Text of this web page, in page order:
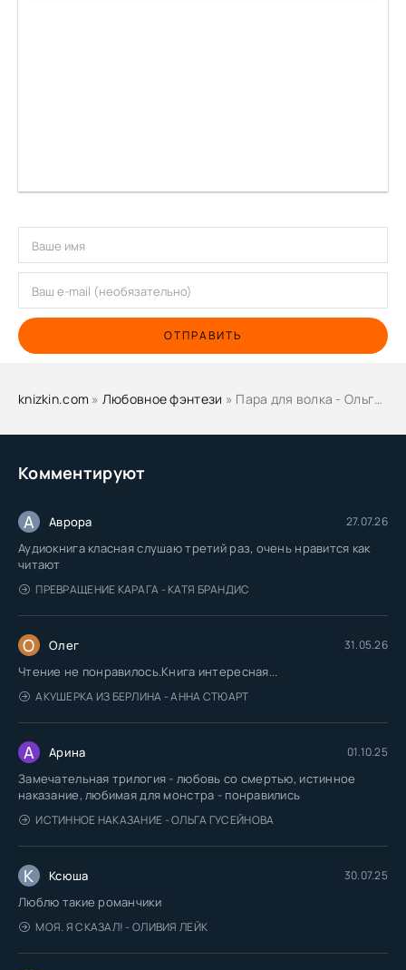
Комментируют
А Аврора 27.07.26
Аудиокнига класная слушаю третий раз, очень нравится как
читают
ПРЕВРАЩЕНИЕ КАРАГА - КАТЯ БРАНДИС
О Олег 31.05.26
Чтение не понравилось.Книга интересная...
АКУШЕРКА ИЗ БЕРЛИНА - АННА СТЮАРТ
А Арина 01.10.25
Замечательная трилогия - любовь со смертью, истинное
наказание, любимая для монстра - понравились
ИСТИННОЕ НАКАЗАНИЕ - ОЛЬГА ГУСЕЙНОВА
К Ксюша 30.07.25
Люблю такие романчики
МОЯ. Я СКАЗАЛ! - ОЛИВИЯ ЛЕЙК
ОТПРАВИТЬ
knizkin.com » Любовное фэнтези » Пара для волка - Ольга Шерстобитова